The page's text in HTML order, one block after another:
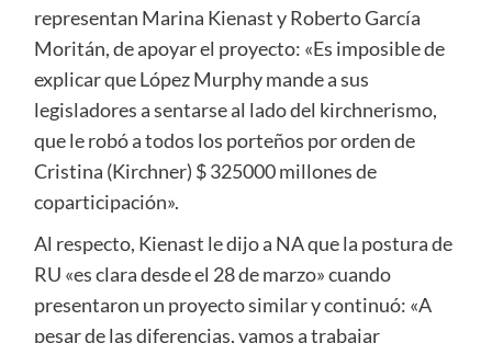
representan Marina Kienast y Roberto García
Moritán, de apoyar el proyecto: «Es imposible de
explicar que López Murphy mande a sus
legisladores a sentarse al lado del kirchnerismo,
que le robó a todos los porteños por orden de
Cristina (Kirchner) $ 325000 millones de
coparticipación».
Al respecto, Kienast le dijo a NA que la postura de
RU «es clara desde el 28 de marzo» cuando
presentaron un proyecto similar y continuó: «A
pesar de las diferencias, vamos a trabajar